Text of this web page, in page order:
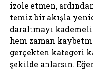
izole etmen,
temiz bir akışla
daraltmayı
hem zaman
gerçekten kategori
şekilde anlarsın.